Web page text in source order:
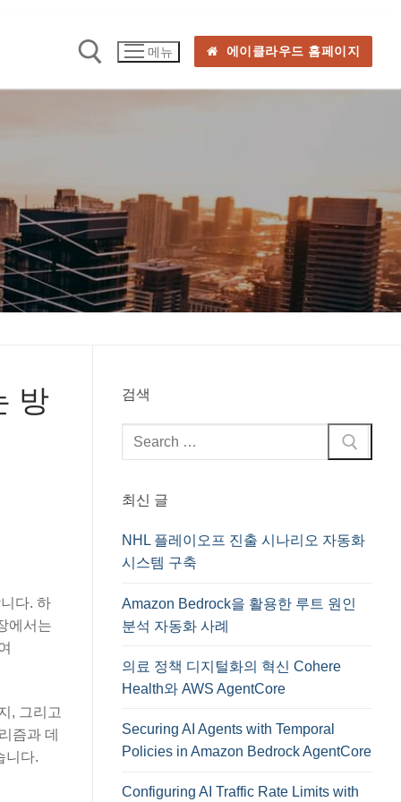
메뉴 에이클라우드 홈페이지
방
다. 하
에서는
, 그리고
즘과 데
니다.
검색
검
색
최신 글
NHL 플레이오프 진출 시나리오 자동화
시스템 구축
Amazon Bedrock을 활용한 루트 원인
분석 자동화 사례
의료 정책 디지털화의 혁신 Cohere
Health와 AWS AgentCore
Securing AI Agents with Temporal
Policies in Amazon Bedrock AgentCore
Configuring AI Traffic Rate Limits with